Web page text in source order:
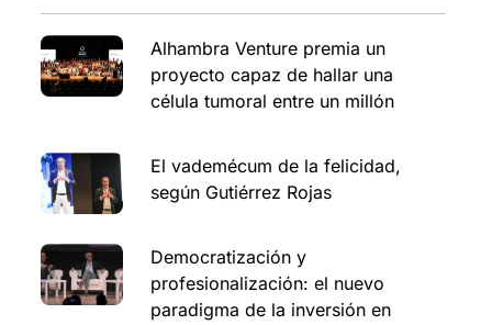
Alhambra Venture premia un
proyecto capaz de hallar una
célula tumoral entre un millón
El vademécum de la felicidad,
según Gutiérrez Rojas
Democratización y
profesionalización: el nuevo
paradigma de la inversión en